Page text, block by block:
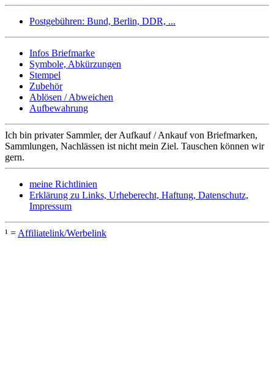
Postgebühren: Bund, Berlin, DDR, ...
Infos Briefmarke
Symbole, Abkürzungen
Stempel
Zubehör
Ablösen / Abweichen
Aufbewahrung
Ich bin privater Sammler, der Aufkauf / Ankauf von Briefmarken,
Sammlungen, Nachlässen ist nicht mein Ziel. Tauschen können wir
gern.
meine Richtlinien
Erklärung zu Links, Urheberecht, Haftung, Datenschutz,
Impressum
¹ = Affiliatelink/Werbelink